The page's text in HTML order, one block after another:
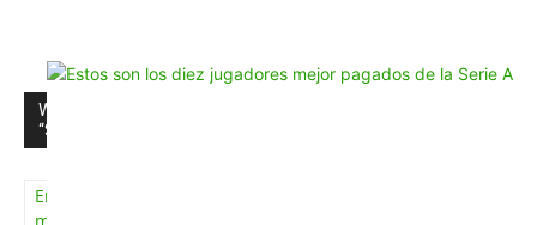
Whatsapp
“Suscripción”
Envíanos un